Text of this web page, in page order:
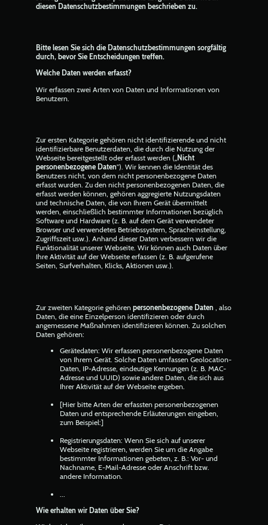
diesen Datenschutzbestimmungen beschrieben zu.
Bitte lesen Sie sich die Datenschutzbestimmungen sorgfältig
durch, bevor Sie Entscheidungen treffen.
Welche Daten werden erfasst?
Wir erfassen zwei Arten von Daten und Informationen von
Benutzern.
Zur ersten Kategorie gehören nicht identifizierende und nicht
identifizierbare Benutzerdaten, die durch die Nutzung der
Webseite bereitgestellt oder erfasst werden („Nicht
personenbezogene Daten”). Wir kennen die Identität des
Benutzers nicht, von dem nicht personenbezogene Daten
erfasst wurden. Zu den nicht personenbezogenen Daten, die
erfasst werden können, gehören aggregierte Nutzungsdaten
und technische Daten, die von Ihrem Gerät übermittelt
werden, einschließlich bestimmter Informationen bezüglich
Software und Hardware (z. B. auf dem Gerät verwendeter
Browser und verwendetes Betriebssystem, Spracheinstellung,
Zugriffszeit usw.). Anhand dieser Daten verbessern wir die
Funktionalität unserer Webseite. Wir können auch Daten über
Ihre Aktivität auf der Webseite erfassen (z. B. aufgerufene
Seiten, Surfverhalten, Klicks, Aktionen usw.).
Zur zweiten Kategorie gehören personenbezogene Daten , also
Daten, die eine Einzelperson identifizieren oder durch
angemessene Maßnahmen identifizieren können. Zu solchen
Daten gehören:
Gerätedaten: Wir erfassen personenbezogene Daten
von Ihrem Gerät. Solche Daten umfassen Geolocation-
Daten, IP-Adresse, eindeutige Kennungen (z. B. MAC-
Adresse und UUID) sowie andere Daten, die sich aus
Ihrer Aktivität auf der Webseite ergeben.
[Hier bitte Arten der erfassten personenbezogenen
Daten und entsprechende Erläuterungen eingeben,
zum Beispiel:]
Registrierungsdaten: Wenn Sie sich auf unserer
Webseite registrieren, werden Sie um die Angabe
bestimmter Informationen gebeten, z. B.: Vor- und
Nachname, E-Mail-Adresse oder Anschrift bzw.
andere Information.
Wie erhalten wir Daten über Sie?